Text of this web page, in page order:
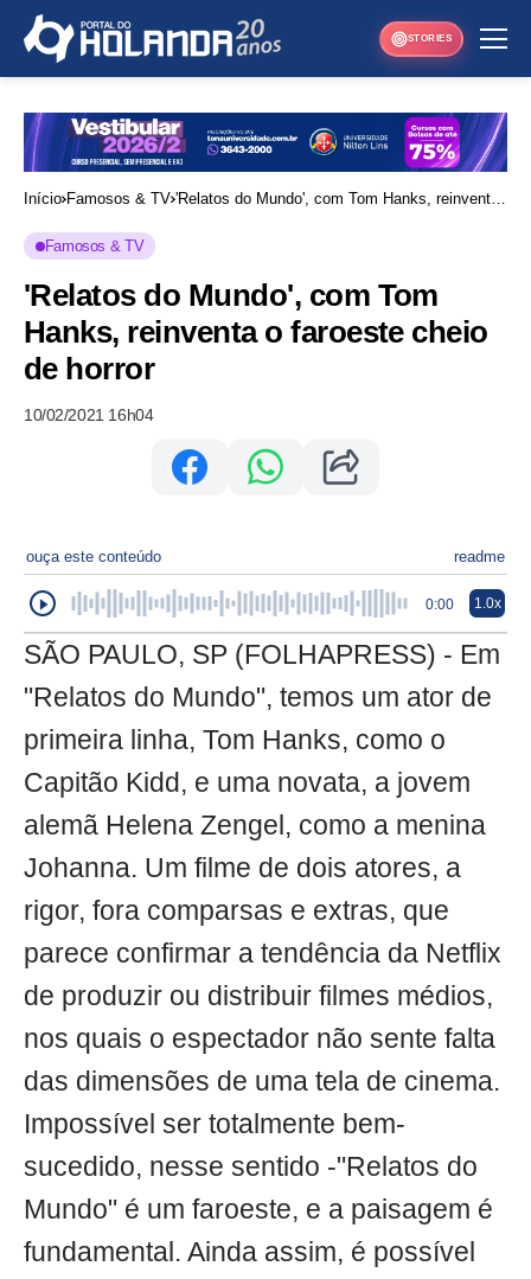
STORIES
Início Famosos & TV 'Relatos do Mundo', com Tom Hanks, reinventa
Famosos & TV
'Relatos do Mundo', com Tom
Hanks, reinventa o faroeste cheio
de horror
10/02/2021 16h04
ouça este conteúdo readme
0:00 1.0x
SÃO PAULO, SP (FOLHAPRESS) - Em
"Relatos do Mundo", temos um ator de
primeira linha, Tom Hanks, como o
Capitão Kidd, e uma novata, a jovem
alemã Helena Zengel, como a menina
Johanna. Um filme de dois atores, a
rigor, fora comparsas e extras, que
parece confirmar a tendência da Netflix
de produzir ou distribuir filmes médios,
nos quais o espectador não sente falta
das dimensões de uma tela de cinema.
Impossível ser totalmente bem-
sucedido, nesse sentido -"Relatos do
Mundo" é um faroeste, e a paisagem é
fundamental. Ainda assim, é possível